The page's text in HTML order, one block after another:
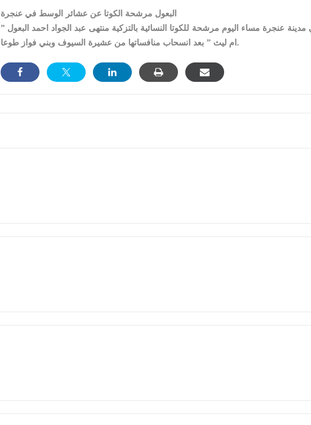
البعول مرشحة الكوتا عن عشائر الوسط في عنجرة
عنجرة مساء اليوم مرشحة للكوتا النسائية بالتزكية منتهى عبد الجواد احمد البعول ”
ام ليث ” بعد انسحاب منافساتها من عشيرة السيوف وبني فواز طوعا.